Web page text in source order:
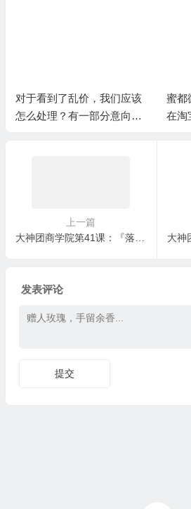
们应该
意向代
蜜都微商产品为什么不允许
在淘宝和京东上架售卖，其
上一篇
发表评论